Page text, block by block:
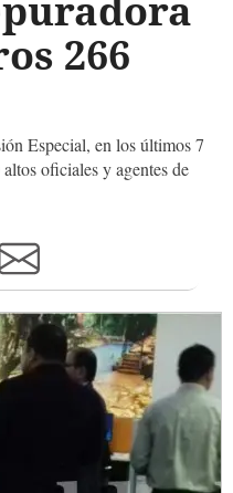
266
Especial, en los últimos 7
oficiales y agentes de